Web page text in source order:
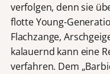
verfolgen, denn sie
flotte Young-
Flachzange,
kalauernd kann eine
verfahren. Dem